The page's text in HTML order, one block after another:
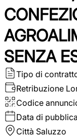
SENZA
Tipo di
Retribuzione
Codice
Data di
Città Saluzzo